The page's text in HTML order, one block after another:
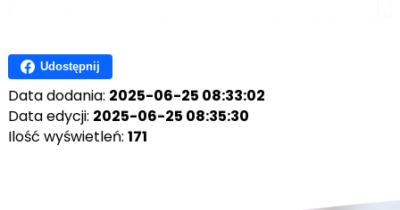
Udostępnij
Data dodania: 2025-06-25 08:33:02
Data edycji: 2025-06-25 08:35:30
Ilość wyświetleń: 171